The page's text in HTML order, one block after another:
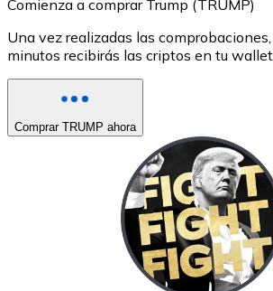
Comienza a comprar Trump (TRUMP)
Una vez realizadas las
minutos recibirás las criptos en tu
Comprar TRUMP ahora